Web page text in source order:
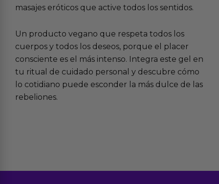
masajes eróticos que active todos los sentidos.
Un producto vegano que respeta todos los
cuerpos y todos los deseos, porque el placer
consciente es el más intenso. Integra este gel en
tu ritual de cuidado personal y descubre cómo
lo cotidiano puede esconder la más dulce de las
rebeliones.